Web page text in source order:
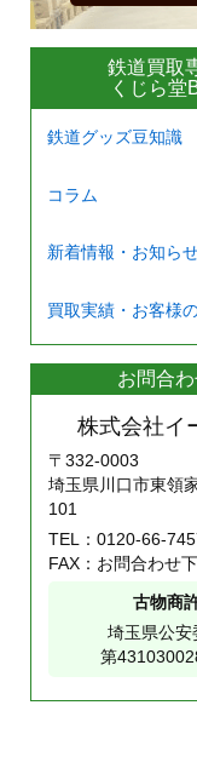
鉄道買取
くじら堂
鉄道グッズ豆知識
コラム
新着情報・お知ら
買取実績・お客様
お問合
株式会社イ
〒332-0003
埼玉県川口市東領
101
TEL： 0120-66-
FAX：お問合わせ
古物商
埼玉県公安
第